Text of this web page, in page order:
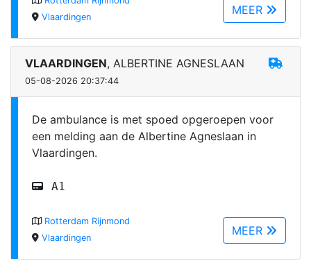
MEER
Vlaardingen
VLAARDINGEN, ALBERTINE AGNESLAAN
05-08-2026 20:37:44
De ambulance is met spoed opgeroepen voor
een melding aan de Albertine Agneslaan in
Vlaardingen.
A1
MEER
Rotterdam Rijnmond
Vlaardingen